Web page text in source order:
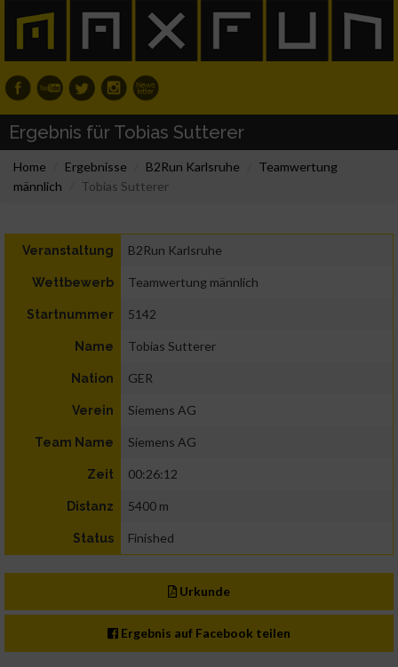
Ergebnis für Tobias Sutterer
Home Ergebnisse B2Run Karlsruhe
Teamwertung
männlich
Tobias Sutterer
Veranstaltung B2Run Karlsruhe
Wettbewerb Teamwertung männlich
Startnummer 5142
Name Tobias Sutterer
Nation GER
Verein Siemens AG
Team Name Siemens AG
Zeit 00:26:12
Distanz 5400 m
Status Finished
Urkunde
Ergebnis auf Facebook teilen